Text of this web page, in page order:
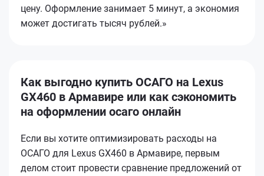
цену. Оформление занимает 5 минут, а экономия
может достигать тысяч рублей.»
Как выгодно купить ОСАГО на Lexus
GX460 в Армавире или как сэкономить
на оформлении осаго онлайн
Если вы хотите оптимизировать расходы на
ОСАГО для Lexus GX460 в Армавире, первым
делом стоит провести сравнение предложений от